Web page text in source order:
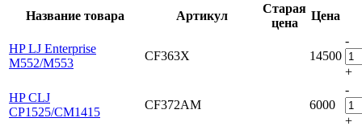
Название товара
Артикул
Старая
цена
Цена
HP LJ Enterprise
M552/M553
CF363X 14500
-
+
HP CLJ
CP1525/CM1415
CF372AM 6000
-
+